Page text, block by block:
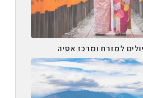
למזרח ומרכז אסיה